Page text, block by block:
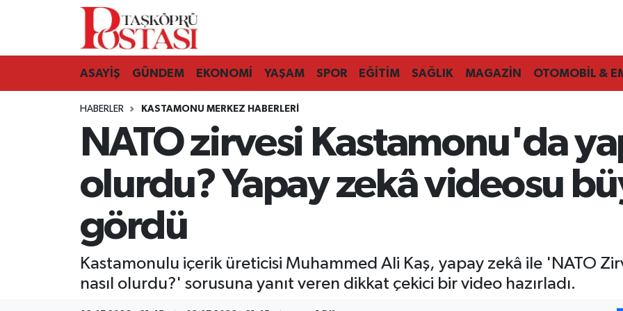
ASAYİŞ GÜNDEM EKONOMİ YAŞAM SPOR EĞİTİM SAĞLIK MAGAZİN OTOMOBİL &
HABERLER KASTAMONU MERKEZ HABERLERI
NATO zirvesi Kastamonu'da
olurdu? Yapay zekâ videosu
gördü
Kastamonulu içerik üreticisi Muhammed Ali Kaş, yapay zekâ ile 'NATO
nasıl olurdu?' sorusuna yanıt veren dikkat çekici bir video hazırladı.
Kastamonu Vefat Edenler
Araç Haberleri
Azdavay Haberleri
Bozkurt Haberleri
Çatalzeytin Haberleri